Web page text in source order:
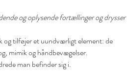
og oplysende fortællinger og drysser
og tilføjer et uundværligt element: de
mimik og håndbevægelser.
man befinder sig i.